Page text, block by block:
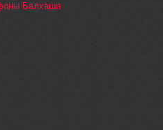
Балхаша